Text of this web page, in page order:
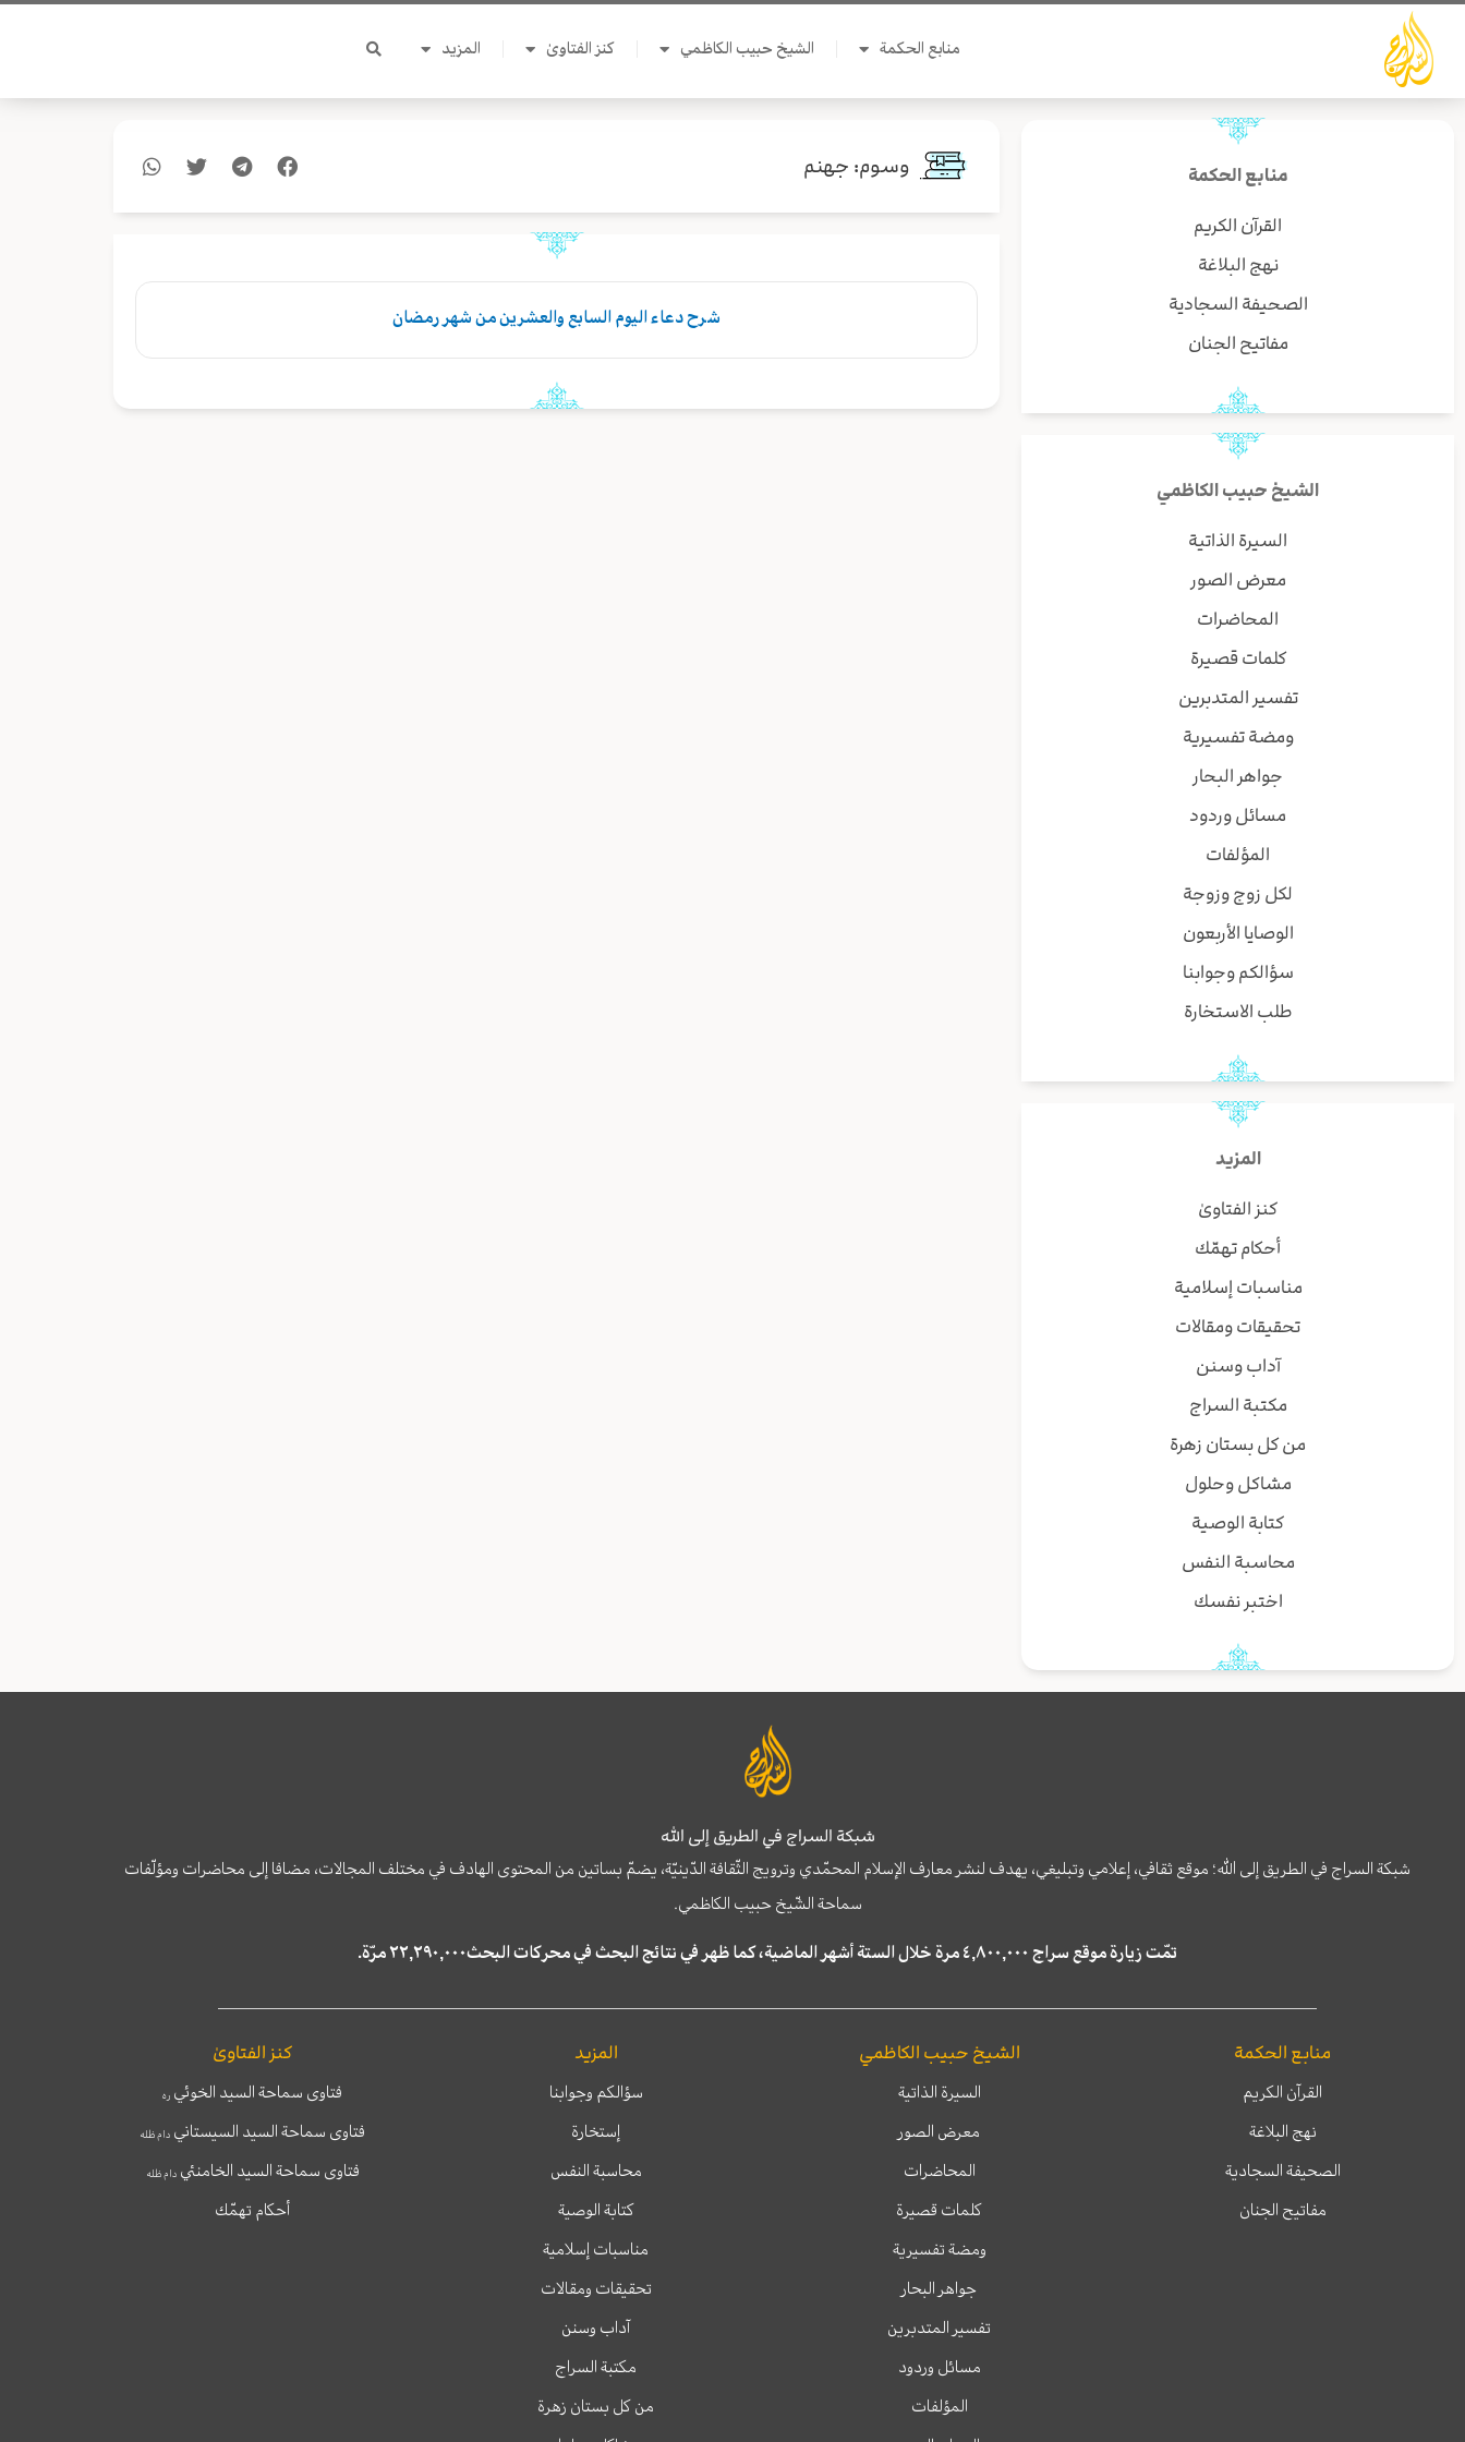
تخطي
المحتوى
منابع الحكمة الشيخ حبيب الكاظمي كنز الفتاوىٰ المزيد
منابع الحكمة
القرآن الكريم
نهج البلاغة
الصحيفة السجادية
مفاتيح الجنان
الشيخ حبيب الكاظمي
السيرة الذاتية
معرض الصور
المحاضرات
كلمات قصيرة
تفسير المتدبرين
ومضة تفسيرية
جواهر البحار
مسائل وردود
المؤلفات
لكل زوج وزوجة
الوصايا الأربعون
سؤالكم وجوابنا
طلب الاستخارة
المزيد
كنز الفتاوىٰ
أحكام تهمّك
مناسبات إسلامية
تحقيقات ومقالات
آداب وسنن
مكتبة السراج
من كل بستان زهرة
مشاكل وحلول
كتابة الوصية
محاسبة النفس
اختبر نفسك
وسوم: جهنم
شرح دعاء اليوم السابع والعشرين من شهر رمضان
شبكة السراج في الطريق إلى الله
شبكة السراج في الطريق إلى الله؛ موقع ثقافي، إعلامي وتبليغي، يهدف لنشر معارف الإسلام المحمّدي وترويج الثّقافة الدّينيّة، يضمّ بساتين من المحتوى الهادف في مختلف المجالات، مضافا إلى محاضرات ومؤلّفات
سماحة الشّيخ حبيب الكاظمي.
تمّت زيارة موقع سراج ٤,٨٠٠,٠٠٠ مرة خلال الستة أشهر الماضية، كما ظهر في نتائج البحث في محركات البحث٢٢,٢٩٠,٠٠٠ مرّة.
منابع الحكمة
القرآن الكريم
نهج البلاغة
الصحيفة السجادية
مفاتيح الجنان
الشيخ حبيب الكاظمي
السيرة الذاتية
معرض الصور
المحاضرات
كلمات قصيرة
ومضة تفسيرية
جواهر البحار
تفسير المتدبرين
مسائل وردود
المؤلفات
المزيد
سؤالكم وجوابنا
إستخارة
محاسبة النفس
كتابة الوصية
مناسبات إسلامية
تحقيقات ومقالات
آداب وسنن
مكتبة السراج
من كل بستان زهرة
كنز الفتاوىٰ
فتاوى سماحة السيد الخوئي ره
فتاوى سماحة السيد السيستاني دام ظله
فتاوى سماحة السيد الخامنئيدام ظله
أحكام تهمّك